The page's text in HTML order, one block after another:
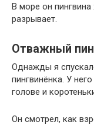
В море он пингвина
разрывает.
Отважный
Однажды я
пингвинёнка. У
голове и
Он смотрел, как